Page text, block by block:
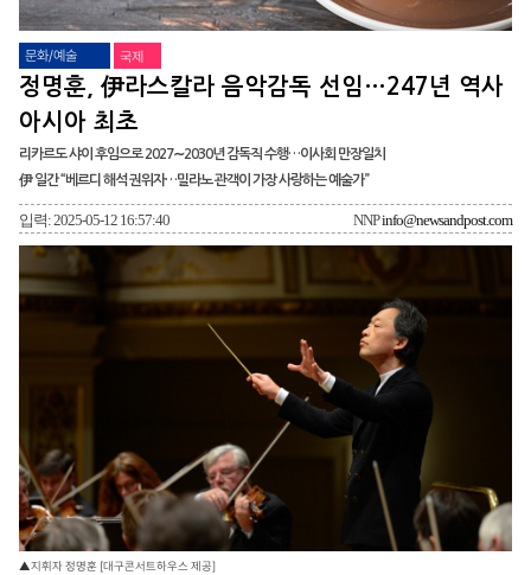
문화/예술 국제
정명훈, 伊라스칼라 음악감독 선임…247년 역사
아시아 최초
리카르도 샤이 후임으로 2027∼2030년 감독직 수행…이사회 만장일치
伊 일간 “베르디 해석 권위자…밀라노 관객이 가장 사랑하는 예술가”
입력: 2025-05-12 16:57:40 NNPinfo@newsandpost.com
▲지휘자 정명훈 [대구콘서트하우스 제공]